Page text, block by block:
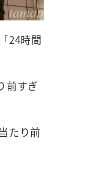
24時間
前すぎ
たり前